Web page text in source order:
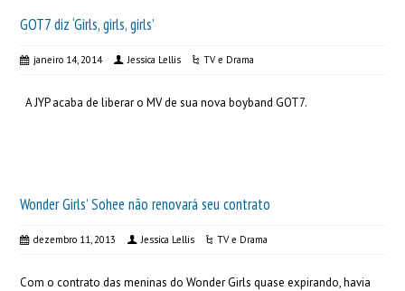
GOT7 diz ‘Girls, girls, girls’
janeiro 14, 2014 Jessica Lellis TV e Drama
A JYP acaba de liberar o MV de sua nova boyband GOT7.
Wonder Girls’ Sohee não renovará seu contrato
dezembro 11, 2013 Jessica Lellis TV e Drama
Com o contrato das meninas do Wonder Girls quase expirando, havia